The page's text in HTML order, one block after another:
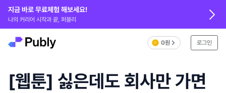
지금 바로 무료체험 해보세요!
나의 커리어 시작과 끝, 퍼블리
0원 로그인
[웹툰] 싫은데도 회사만 가면